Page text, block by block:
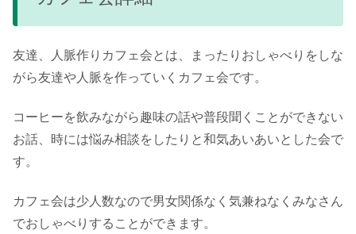
友達、人脈作りカフェ会とは、まったりおしゃべりをしな
がら友達や人脈を作っていくカフェ会です。
コーヒーを飲みながら趣味の話や普段聞くことができない
お話、時には悩み相談をしたりと和気あいあいとした会で
す。
カフェ会は少人数なので男女関係なく気兼ねなくみなさん
でおしゃべりすることができます。